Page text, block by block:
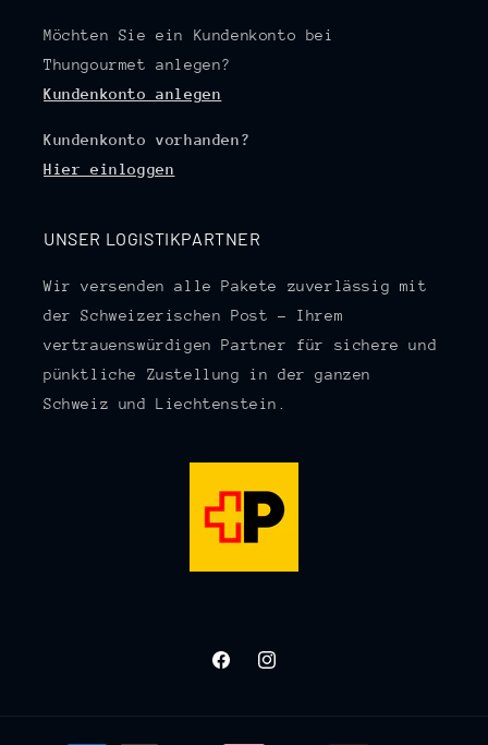
Möchten Sie ein Kundenkonto bei
Thungourmet anlegen?
Kundenkonto anlegen
Kundenkonto vorhanden?
Hier einloggen
UNSER LOGISTIKPARTNER
Wir versenden alle Pakete zuverlässig mit
der Schweizerischen Post – Ihrem
vertrauenswürdigen Partner für sichere und
pünktliche Zustellung in der ganzen
Schweiz und Liechtenstein.
FacebookInstagram